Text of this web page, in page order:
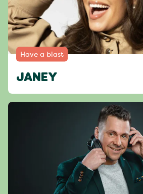
Have a blast
JANEY